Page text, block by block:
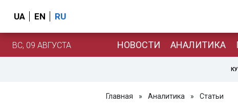
UA EN RU
ВС, 09 АВГУСТА НОВОСТИ АНАЛИТИКА
Главная » Аналитика » Статьи